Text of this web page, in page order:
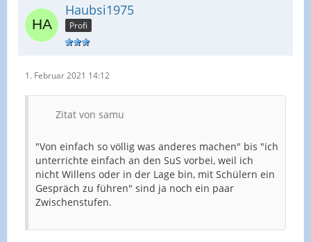
Haubsi1975
Profi
1. Februar 2021 14:12
Zitat von samu
"Von einfach so völlig was anderes machen" bis "ich
unterrichte einfach an den SuS vorbei, weil ich
nicht Willens oder in der Lage bin, mit Schülern ein
Gespräch zu führen" sind ja noch ein paar
Zwischenstufen.